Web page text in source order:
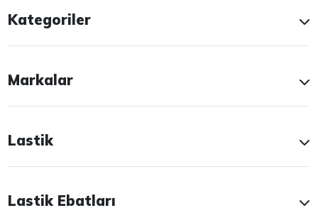
Kategoriler
Markalar
Lastik
Lastik Ebatları